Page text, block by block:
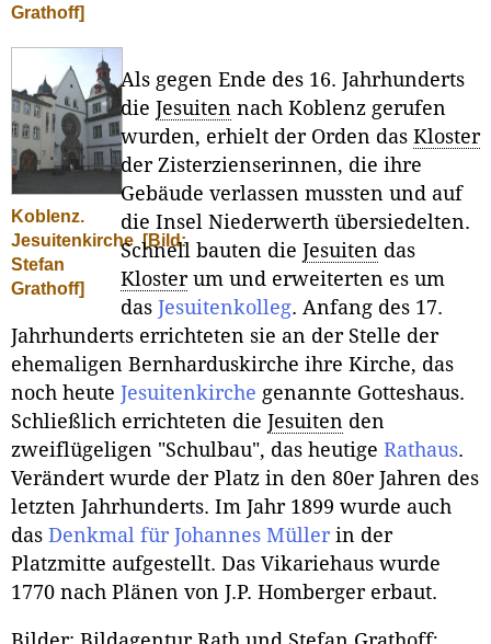
Grathoff]
Koblenz.
Jesuitenkirche [Bild:
Stefan
Grathoff]
Als gegen Ende des 16. Jahrhunderts
die Jesuiten nach Koblenz gerufen
wurden, erhielt der Orden das Kloster
der Zisterzienserinnen, die ihre
Gebäude verlassen mussten und auf
die Insel Niederwerth übersiedelten.
Schnell bauten die Jesuiten das
Klosterum und erweiterten es um
das Jesuitenkolleg. Anfang des 17.
Jahrhunderts errichteten sie an der Stelle der
ehemaligen Bernharduskirche ihre Kirche, das
noch heute Jesuitenkirche genannte Gotteshaus.
Schließlich errichteten die Jesuiten den
zweiflügeligen "Schulbau", das heutige Rathaus.
Verändert wurde der Platz in den 80er Jahren des
letzten Jahrhunderts. Im Jahr 1899 wurde auch
das Denkmal für Johannes Müller in der
Platzmitte aufgestellt. Das Vikariehaus wurde
1770 nach Plänen von J.P. Homberger erbaut.